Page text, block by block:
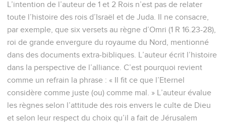
L’intention de l’auteur de 1 et 2 Rois n’est pas de relater
toute l’histoire des rois d’Israël et de Juda. Il ne consacre,
par exemple, que six versets au règne d’Omri (1 R 16.23-28),
roi de grande envergure du royaume du Nord, mentionné
dans des documents extra-bibliques. L’auteur écrit l’histoire
dans la perspective de l’alliance. C’est pourquoi revient
comme un refrain la phrase : « Il fit ce que l’Eternel
considère comme juste (ou) comme mal. » L’auteur évalue
les règnes selon l’attitude des rois envers le culte de Dieu
et selon leur respect du choix qu’il a fait de Jérusalem